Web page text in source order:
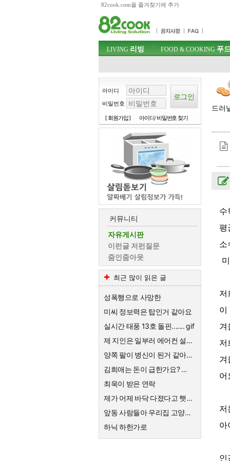
82cook.com을 즐겨찾기에 추가
주메뉴 바로가기
컨텐츠 바로가기
검색 바로가기
로그인 바로가기
주메뉴
LIVING 리빙 FOOD & COOKING 푸
아이디
비밀번호
[ 회원가입 ] 아이디/ 비밀번호 찾기
커뮤니티
자유게시판
이런글 저런질문
줌인줌아웃
최근 많이 읽은 글
성폭행으로 사망한
미씨 정보력은 탑인거 같아요
실시간 태풍 13호 돌핀....... gif
제 지인은 일부러 에어컨 설치를 안해요
양쪽 팔이 병신이 된거 같아요ㅡㅠ
김희애는 돈이 급한가요? 왜 친근한척 예능하죠?
최욱이 받은 연락
제가 어제 바닥 다졌다고 햇죠?
앞동 사람들아 우리집 고양이한테 큰절해라
하닉 하한가로
드러
수
평
소
저
이
겨
저
겨
어
저
아
인